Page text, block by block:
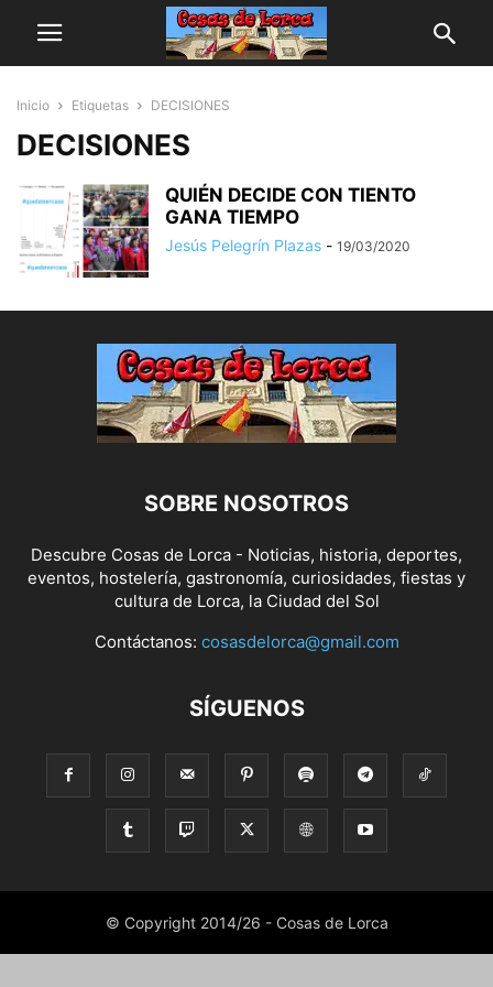
Inicio Etiquetas DECISIONES
DECISIONES
QUIÉN DECIDE CON TIENTO
GANA TIEMPO
Jesús Pelegrín Plazas - 19/03/2020
SOBRE NOSOTROS
Descubre Cosas de Lorca - Noticias, historia, deportes,
eventos, hostelería, gastronomía, curiosidades, fiestas y
cultura de Lorca, la Ciudad del Sol
Contáctanos: cosasdelorca@gmail.com
SÍGUENOS
© Copyright 2014/26 - Cosas de Lorca